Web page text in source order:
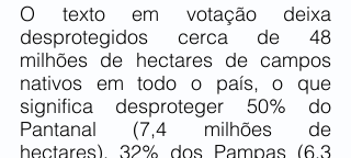
O texto em votação deixa
desprotegidos cerca de 48
milhões de hectares de campos
nativos em todo o país, o que
significa desproteger 50% do
Pantanal (7,4 milhões de
hectares), 32% dos Pampas (6,3